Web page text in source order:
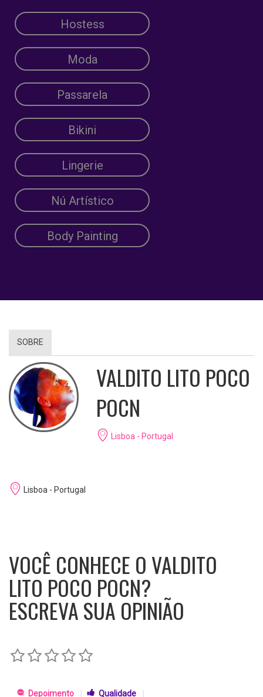
Hostess
Moda
Passarela
Bikini
Lingerie
Nú Artístico
Body Painting
SOBRE
VALDITO LITO POCO
POCN
Lisboa - Portugal
Lisboa - Portugal
VOCÊ CONHECE O VALDITO
LITO POCO POCN?
ESCREVA SUA OPINIÃO
Depoimento Qualidade